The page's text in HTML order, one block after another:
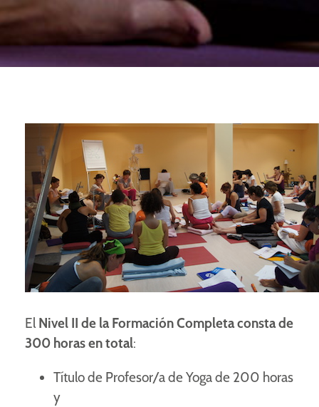
ElNivel II de la Formación Completa consta de
300 horas en total:
Título de Profesor/a de Yoga de 200 horas
y